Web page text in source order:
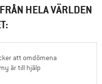
HELA VÄRLDEN
att omdömena
är till hjälp